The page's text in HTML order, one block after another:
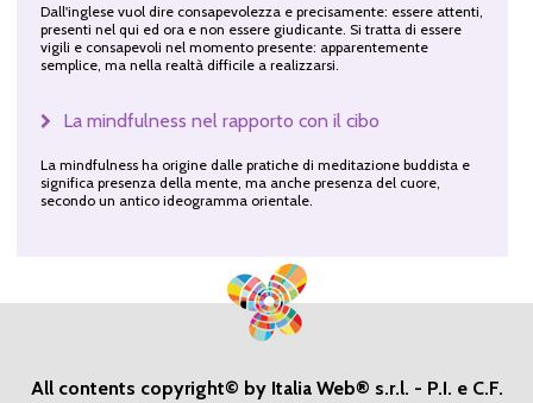
Dall'inglese vuol dire consapevolezza e precisamente: essere attenti,
presenti nel qui ed ora e non essere giudicante. Si tratta di essere
vigili e consapevoli nel momento presente: apparentemente
semplice, ma nella realtà difficile a realizzarsi.
La mindfulness nel rapporto con il cibo
La mindfulness ha origine dalle pratiche di meditazione buddista e
significa presenza della mente, ma anche presenza del cuore,
secondo un antico ideogramma orientale.
All contents copyright© by Italia Web® s.r.l. - P.I. e C.F.